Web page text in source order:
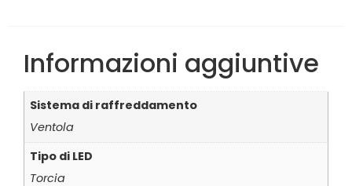
Informazioni aggiuntive
Sistema di raffreddamento
Ventola
Tipo di LED
Torcia